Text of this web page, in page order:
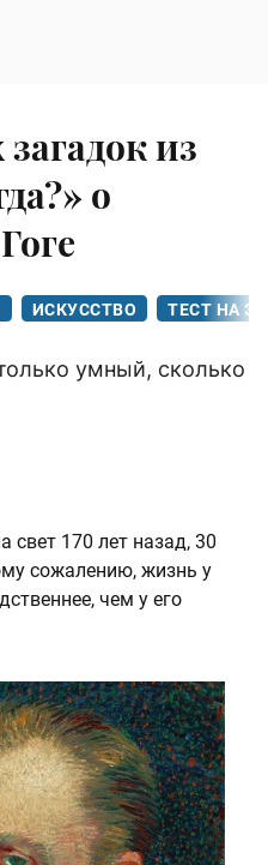
из
о
ИСКУССТВО ТЕСТ НА
умный, сколько
свет 170 лет назад, 30
сожалению, жизнь у
чем у его